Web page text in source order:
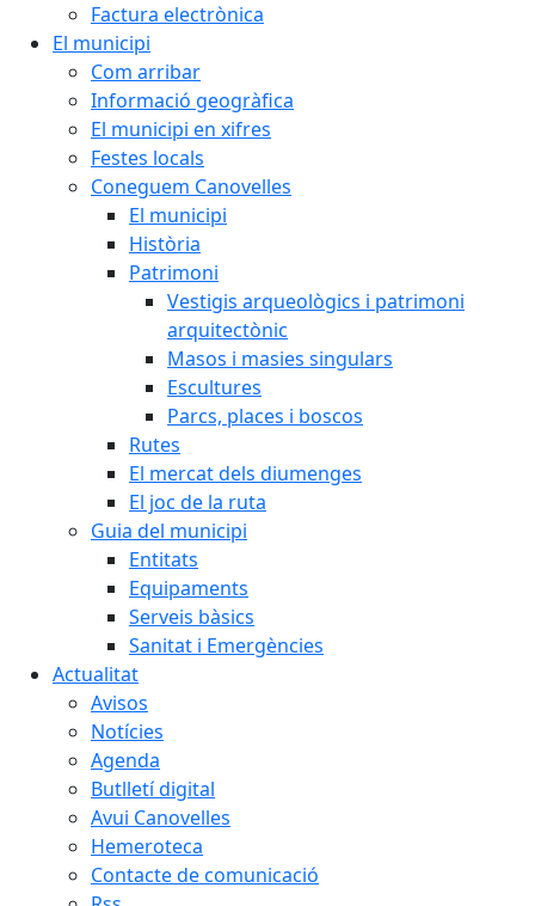
Factura electrònica
El municipi
Com arribar
Informació geogràfica
El municipi en xifres
Festes locals
Coneguem Canovelles
El municipi
Història
Patrimoni
Vestigis arqueològics i patrimoni
arquitectònic
Masos i masies singulars
Escultures
Parcs, places i boscos
Rutes
El mercat dels diumenges
El joc de la ruta
Guia del municipi
Entitats
Equipaments
Serveis bàsics
Sanitat i Emergències
Actualitat
Avisos
Notícies
Agenda
Butlletí digital
Avui Canovelles
Hemeroteca
Contacte de comunicació